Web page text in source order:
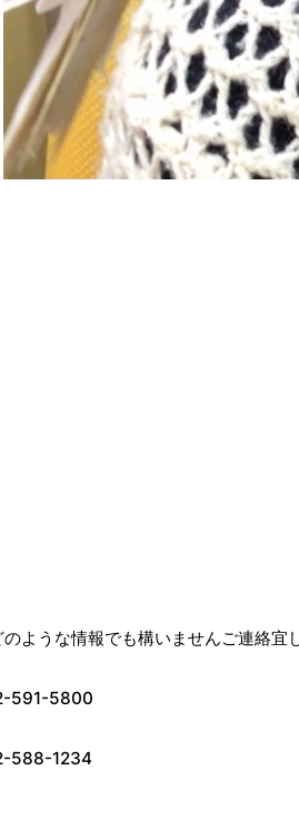
ような情報でも構いませんご連絡宜
5800
588-1234